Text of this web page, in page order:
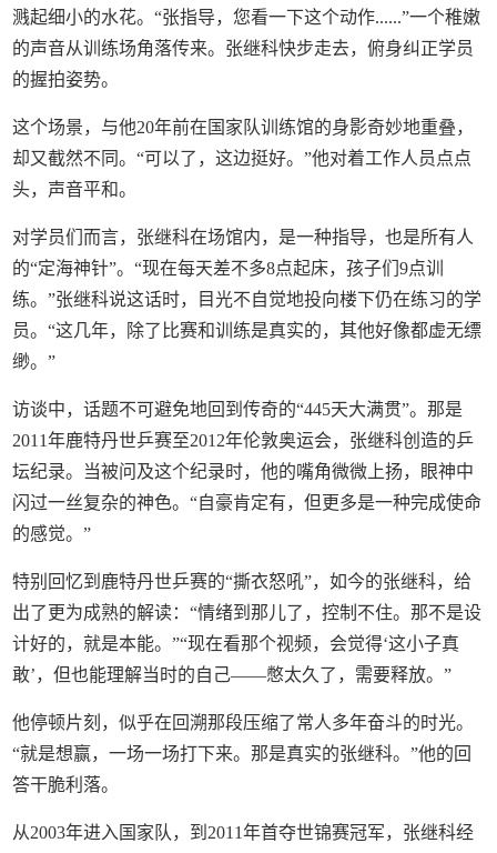
溅起细小的水花。“张指导，您看一下这个动作......”一个稚嫩
的声音从训练场角落传来。张继科快步走去，俯身纠正学员
的握拍姿势。
这个场景，与他20年前在国家队训练馆的身影奇妙地重叠，
却又截然不同。“可以了，这边挺好。”他对着工作人员点点
头，声音平和。
对学员们而言，张继科在场馆内，是一种指导，也是所有人
的“定海神针”。“现在每天差不多8点起床，孩子们9点训
练。”张继科说这话时，目光不自觉地投向楼下仍在练习的学
员。“这几年，除了比赛和训练是真实的，其他好像都虚无缥
缈。”
访谈中，话题不可避免地回到传奇的“445天大满贯”。那是
2011年鹿特丹世乒赛至2012年伦敦奥运会，张继科创造的乒
坛纪录。当被问及这个纪录时，他的嘴角微微上扬，眼神中
闪过一丝复杂的神色。“自豪肯定有，但更多是一种完成使命
的感觉。”
特别回忆到鹿特丹世乒赛的“撕衣怒吼”，如今的张继科，给
出了更为成熟的解读：“情绪到那儿了，控制不住。那不是设
计好的，就是本能。”“现在看那个视频，会觉得‘这小子真
敢’，但也能理解当时的自己——憋太久了，需要释放。”
他停顿片刻，似乎在回溯那段压缩了常人多年奋斗的时光。
“就是想赢，一场一场打下来。那是真实的张继科。”他的回
答干脆利落。
从2003年进入国家队，到2011年首夺世锦赛冠军，张继科经